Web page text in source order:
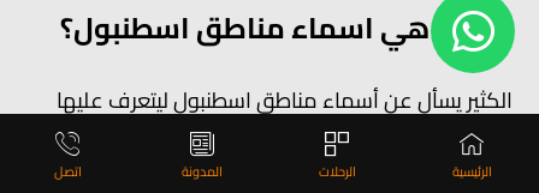
ما هي اسماء مناطق اسطنبول؟
الكثير يسأل عن أسماء مناطق اسطنبول ليتعرف عليها
وخاصة الزوار والسياح القادمين إلى تركيا واغلبهم العرب.
الرئيسية الرحلات المدونة اتصل